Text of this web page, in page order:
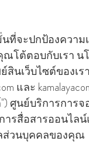
มั่นที่จะปกป้องควา
โต้ตอบกับเรา น
นเว็บไซต์ของเร
และ
ศูนย์บริการการจ
ารสื่อสารออนไล
ส่วนบุคคลของคุณ